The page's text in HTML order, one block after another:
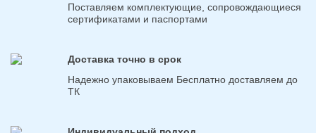
Поставляем комплектующие, сопровождающиеся
сертификатами и паспортами
Доставка точно в срок
Надежно упаковываем Бесплатно доставляем до
ТК